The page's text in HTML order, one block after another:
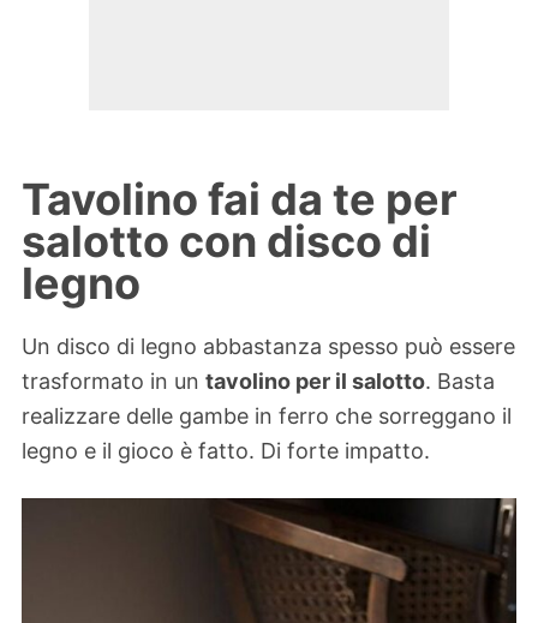
Tavolino fai da te per
salotto con disco di
legno
Un disco di legno abbastanza spesso può essere
trasformato in un tavolino per il salotto. Basta
realizzare delle gambe in ferro che sorreggano il
legno e il gioco è fatto. Di forte impatto.